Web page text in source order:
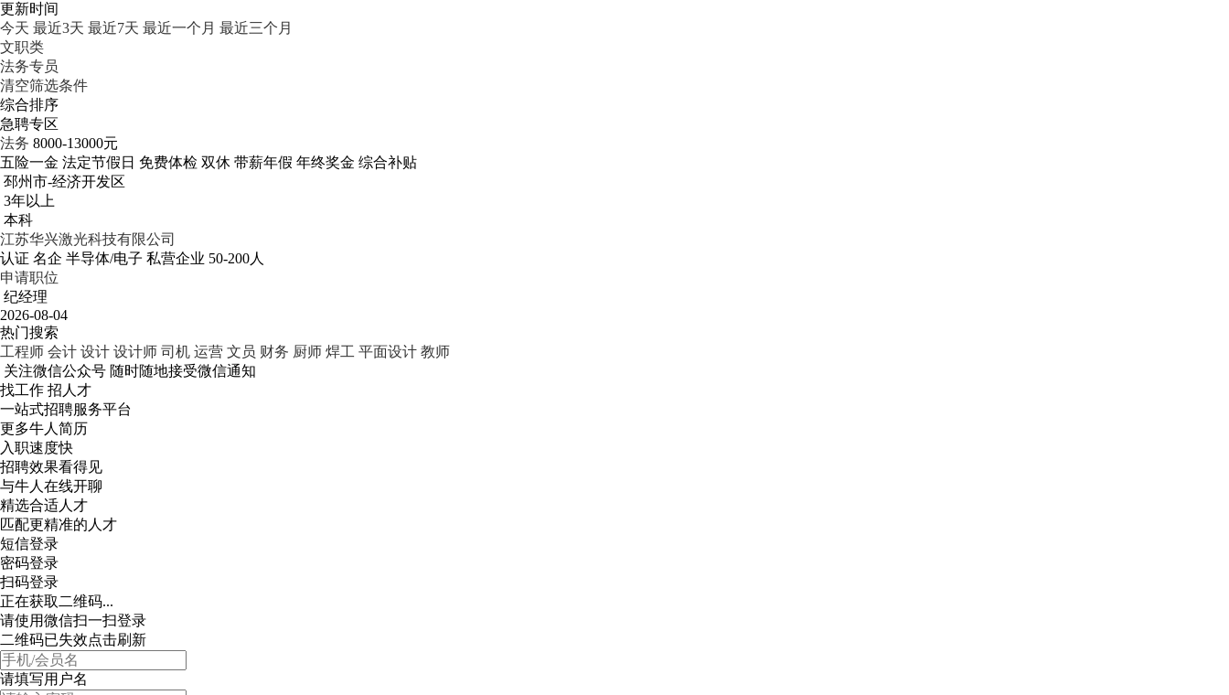
更新时间
今天 最近3天 最近7天 最近一个月 最近三个月
文职类
法务专员
清空筛选条件
综合排序
急聘专区
法务 8000-13000元
五险一金 法定节假日 免费体检 双休 带薪年假 年终奖金 综合补贴
邳州市-经济开发区
3年以上
本科
江苏华兴激光科技有限公司
认证 名企 半导体/电子 私营企业 50-200人
申请职位
纪经理
2026-08-04
热门搜索
工程师 会计 设计 设计师 司机 运营 文员 财务 厨师 焊工 平面设计 教师
关注微信公众号 随时随地接受微信通知
找工作 招人才
一站式招聘服务平台
更多牛人简历
入职速度快
招聘效果看得见
与牛人在线开聊
精选合适人才
匹配更精准的人才
短信登录
密码登录
扫码登录
正在获取二维码...
请使用微信扫一扫登录
二维码已失效点击刷新
请填写用户名